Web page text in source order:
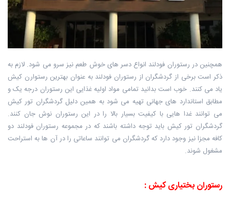
همچنین در رستوران فودلند انواع دسر های خوش طعم نیز سرو می شود. لازم به
ذکر است برخی از گردشگران از رستوران فودلند به عنوان بهترین رستوارن کیش
‏یاد می کنند. خوب است بدانید تمامی مواد اولیه غذایی این رستوران درجه یک و
مطابق استاندارد ‏های جهانی تهیه می شود به همین دلیل گردشگران تور کیش
می توانند غدا هایی با ‏کیفیت بسیار بالا را در این رستوران نوش جان کنند.
گردشگران تور کیش باید توجه داشته باشند که در مجموعه رستوران فودلند دو
کافه ‏مجزا نیز وجود دارد که گردشگران می توانند ساعاتی را در آن ها به استراحت
مشغول ‏شوند.
رستوران بختیاری کیش‎ :